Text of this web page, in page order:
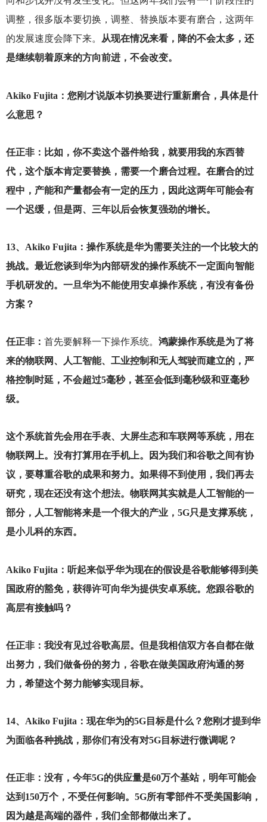
调整，很多版本要切换，调整、替换版本要有磨合，这两年
的发展速度会降下来。 从现在情况来看，降的不会太多，还
是继续朝着原来的方向前进，不会改变。
Akiko Fujita ：您刚才说版本切换要进行重新磨合，具体是什
么意思？
任正非：比如，你不卖这个器件给我，就要用我的东西替
代，这个版本肯定要替换，需要一个磨合过程。在磨合的过
程中，产能和产量都会有一定的压力，因此这两年可能会有
一个迟缓，但是两、三年以后会恢复强劲的增长。
13、Akiko Fujita：操作系统是华为需要关注的一个比较大的
挑战。最近您谈到华为内部研发的操作系统不一定面向智能
手机研发的。一旦华为不能使用安卓操作系统，有没有备份
方案？
任正非： 首先要解释一下操作系统。 鸿蒙操作系统是为了将
来的物联网、人工智能、工业控制和无人驾驶而建立的，严
格控制时延，不会超过5毫秒，甚至会低到毫秒级和亚毫秒
级。
这个系统首先会用在手表、大屏生态和车联网等系统，用在
物联网上。没有打算用在手机上。因为我们和谷歌之间有协
议，要尊重谷歌的成果和努力。如果得不到使用，我们再去
研究，现在还没有这个想法。物联网其实就是人工智能的一
部分，人工智能将来是一个很大的产业，5G只是支撑系统，
是小儿科的东西。
Akiko Fujita ：听起来似乎华为现在的假设是谷歌能够得到美
国政府的豁免，获得许可向华为提供安卓系统。您跟谷歌的
高层有接触吗？
任正非：我没有见过谷歌高层。但是我相信双方各自都在做
出努力，我们做备份的努力，谷歌在做美国政府沟通的努
力，希望这个努力能够实现目标。
14、Akiko Fujita：现在华为的5G目标是什么？您刚才提到华
为面临各种挑战，那你们有没有对5G目标进行微调呢？
任正非：没有，今年5G的供应量是60万个基站，明年可能会
达到150万个，不受任何影响。5G所有零部件不受美国影响，
因为越是高端的器件，我们全部都做出来了。